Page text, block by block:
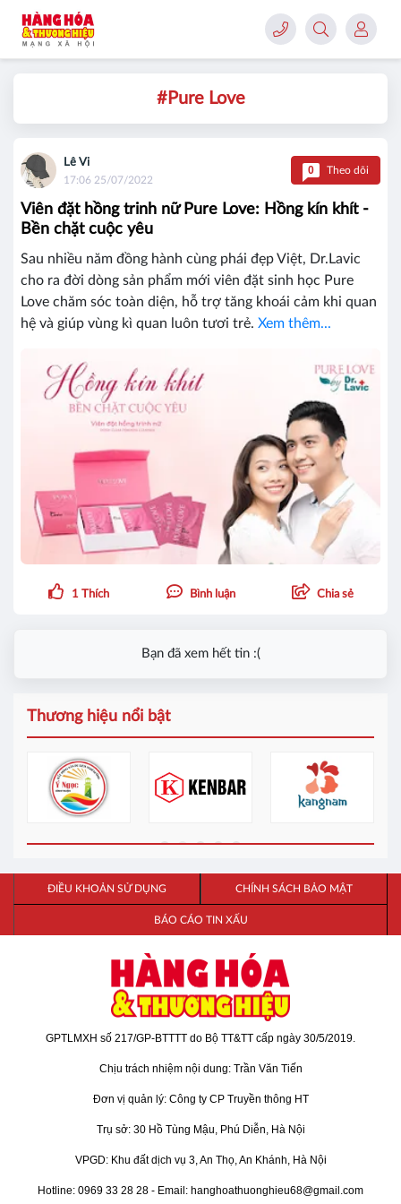
#Pure Love
Lê Vi
17:06 25/07/2022
0 Theo dõi
Viên đặt hồng trinh nữ Pure Love: Hồng kín khít -
Bền chặt cuộc yêu
Sau nhiều năm đồng hành cùng phái đẹp Việt, Dr.Lavic
cho ra đời dòng sản phẩm mới viên đặt sinh học Pure
Love chăm sóc toàn diện, hỗ trợ tăng khoái cảm khi quan
hệ và giúp vùng kì quan luôn tươi trẻ. Xem thêm...
1 Thích Bình luận Chia sẻ
Bạn đã xem hết tin :(
Thương hiệu nổi bật
ĐIỀU KHOẢN SỬ DỤNG CHÍNH SÁCH BẢO MẬT
BÁO CÁO TIN XẤU
GPTLMXH số 217/GP-BTTTT do Bộ TT&TT cấp ngày 30/5/2019.
Chịu trách nhiệm nội dung: Trần Văn Tiến
Đơn vị quản lý: Công ty CP Truyền thông HT
Trụ sở: 30 Hồ Tùng Mậu, Phú Diễn, Hà Nội
VPGD: Khu đất dịch vụ 3, An Thọ, An Khánh, Hà Nội
Hotline: 0969 33 28 28 - Email: hanghoathuonghieu68@gmail.com